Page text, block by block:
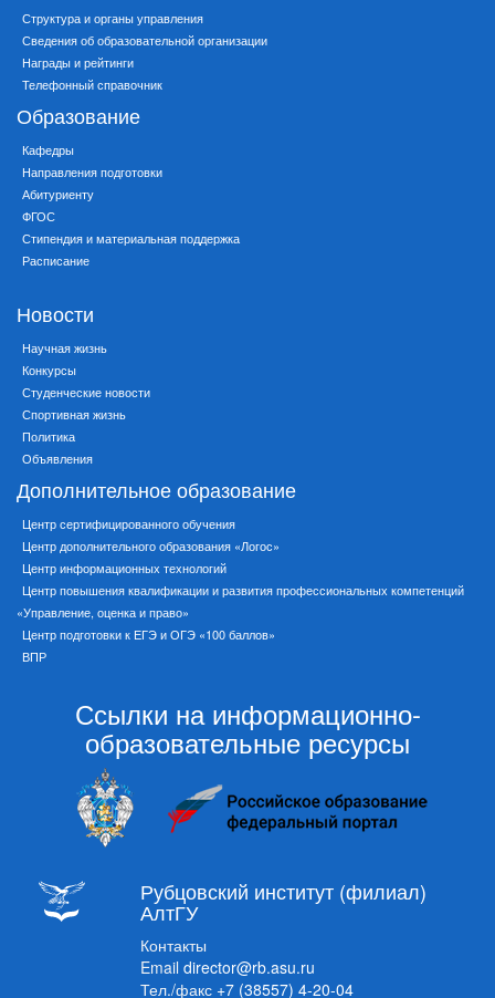
Структура и органы управления
Сведения об образовательной организации
Награды и рейтинги
Телефонный справочник
Образование
Кафедры
Направления подготовки
Абитуриенту
ФГОС
Стипендия и материальная поддержка
Расписание
Новости
Научная жизнь
Конкурсы
Студенческие новости
Спортивная жизнь
Политика
Объявления
Дополнительное образование
Центр сертифицированного обучения
Центр дополнительного образования «Логос»
Центр информационных технологий
Центр повышения квалификации и развития профессиональных компетенций
«Управление, оценка и право»
Центр подготовки к ЕГЭ и ОГЭ «100 баллов»
ВПР
Ссылки на информационно-
образовательные ресурсы
Рубцовский институт (филиал)
АлтГУ
Контакты
Email director@rb.asu.ru
Тел./факс +7 (38557) 4-20-04